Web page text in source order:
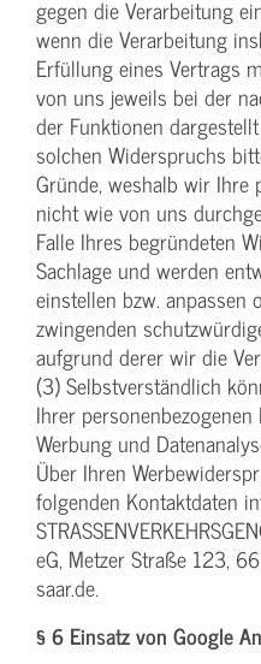
gegen die Verarbeitung
wenn die Verarbeitung
Erfüllung eines Vertrags
von uns jeweils bei der
der Funktionen
solchen Widerspruchs
Gründe, weshalb wir Ihre
nicht wie von uns
Falle Ihres begründeten
Sachlage und werden
einstellen bzw. anpassen
zwingenden
aufgrund derer wir die
(3) Selbstverständlich
Ihrer
Werbung und
Über Ihren
folgenden Kontaktdaten
eG, Metzer Straße 123,
saar.de.
§ 6 Einsatz von Google